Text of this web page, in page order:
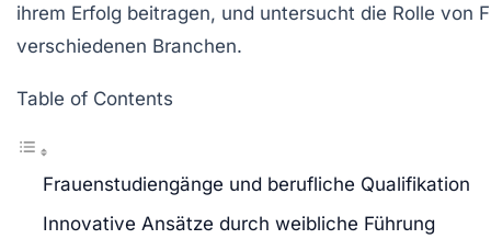
ihrem Erfolg beitragen, und untersucht die Rolle von
verschiedenen Branchen.
Table of Contents
Frauenstudiengänge und berufliche Qualifikation
Innovative Ansätze durch weibliche Führung